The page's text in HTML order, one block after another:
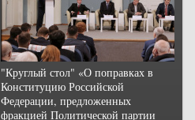
"Круглый стол" «О поправках в
Конституцию Российской
Федерации, предложенных
фракцией Политической партии